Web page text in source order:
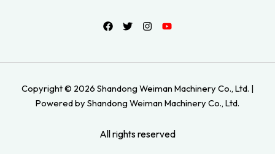
Copyright © 2026 Shandong Weiman Machinery Co., Ltd. |
Powered by Shandong Weiman Machinery Co., Ltd.
All rights reserved